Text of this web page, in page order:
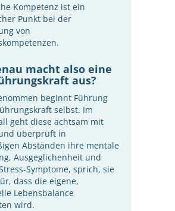
Kompetenz ist ein
Punkt bei der
von
macht also eine
aus?
beginnt Führung
selbst. Im
geht diese achtsam mit
überprüft in
Abständen ihre mentale
Ausgeglichenheit und
Symptome, sprich, sie
dass die eigene,
Lebensbalance
wird.